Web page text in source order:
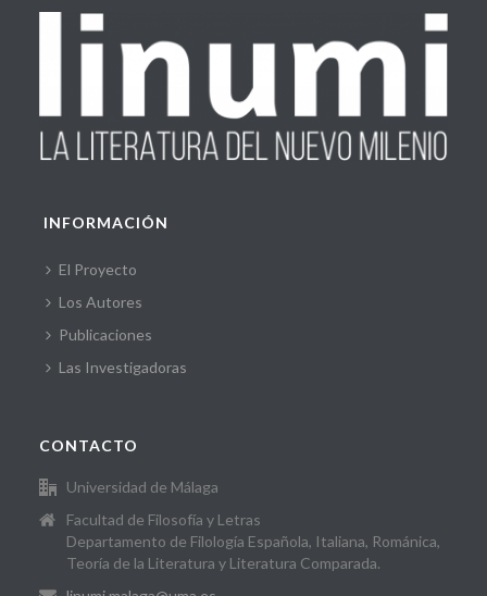
INFORMACIÓN
El Proyecto
Los Autores
Publicaciones
Las Investigadoras
CONTACTO
Universidad de Málaga
Facultad de Filosofía y Letras
Departamento de Filología Española, Italiana, Románica,
Teoría de la Literatura y Literatura Comparada.